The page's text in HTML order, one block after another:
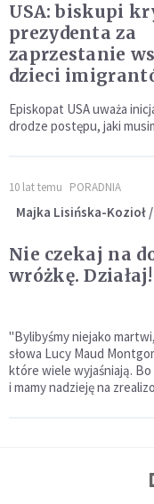
USA: biskupi
prezydenta za
zaprzestanie
dzieci
Episkopat USA uważa
drodze postępu, jaki
10 lat temu PORADNIA
Majka Lisińska-Kozioł
Nie czekaj na
wróżkę. Działaj!
"Bylibyśmy niejako
słowa Lucy Maud
które wiele wyjaśniają.
i mamy nadzieję na